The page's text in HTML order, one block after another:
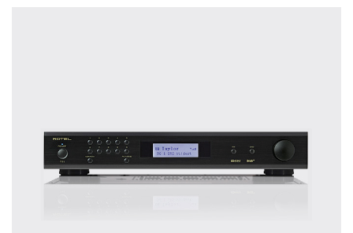
Vereinbaren Sie einen Hörtermin.